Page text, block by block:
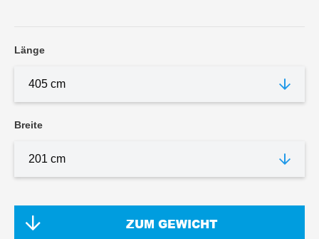
Ansicht 1 Detaifotos
Leaflet_de_Hapert_Indigo_HF.pdf
Länge
Breite
ZUM GEWICHT